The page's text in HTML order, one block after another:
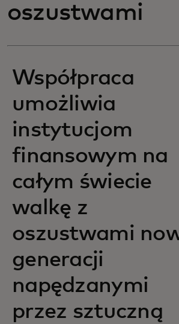
oszustwami
Współpraca
umożliwia
instytucjom
finansowym na
całym świecie
walkę z
oszustwami
generacji
napędzanymi
przez sztuczną